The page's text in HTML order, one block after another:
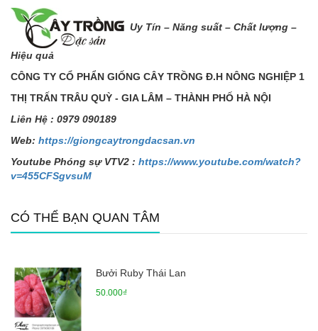
Uy Tín – Năng suất – Chất lượng –
Hiệu quả
CÔNG TY CỔ PHẨN GIỐNG CÂY TRỒNG Đ.H NÔNG NGHIỆP 1
THỊ TRẤN TRÂU QUỲ - GIA LÂM – THÀNH PHỐ HÀ NỘI
Liên Hệ : 0979 090189
Web: https://giongcaytrongdacsan.vn
Youtube Phóng sự VTV2 : https://www.youtube.com/watch?
v=455CFSgvsuM
CÓ THỂ BẠN QUAN TÂM
Bưởi Ruby Thái Lan
50.000₫